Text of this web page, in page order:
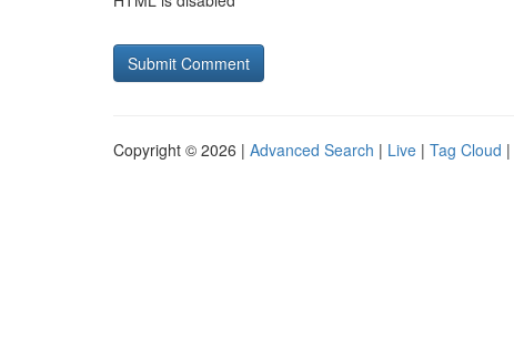
Copyright © 2026 | Advanced Search | Live | Tag Cloud |